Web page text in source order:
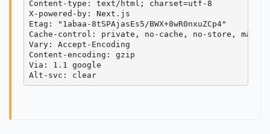
Content-type: text/html; charset=utf-8
X-powered-by: Next.js
Etag: "1abaa-8tSPAjasEs5/BWX+8wR0nxuZCp4"
Cache-control: private, no-cache, no-store, max-
Vary: Accept-Encoding
Content-encoding: gzip
Via: 1.1 google